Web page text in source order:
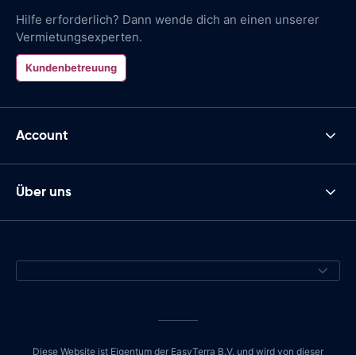
Hilfe erforderlich? Dann wende dich an einen unserer
Vermietungsexperten.
Kundenbetreuung
Account
Über uns
Diese Website ist Eigentum der EasyTerra B.V. und wird von dieser